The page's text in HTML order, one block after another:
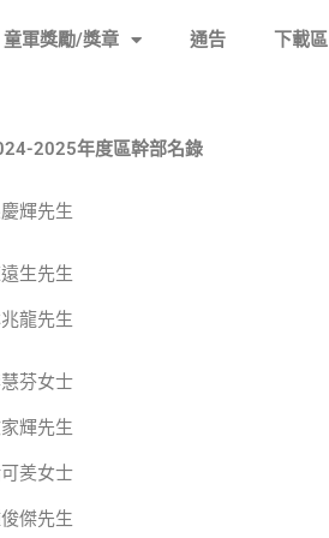
童軍獎勵/獎章 通告 下載區
2025年度區幹部名錄
輝先生
生先生
龍先生
芬女士
輝先生
羑女士
傑先生